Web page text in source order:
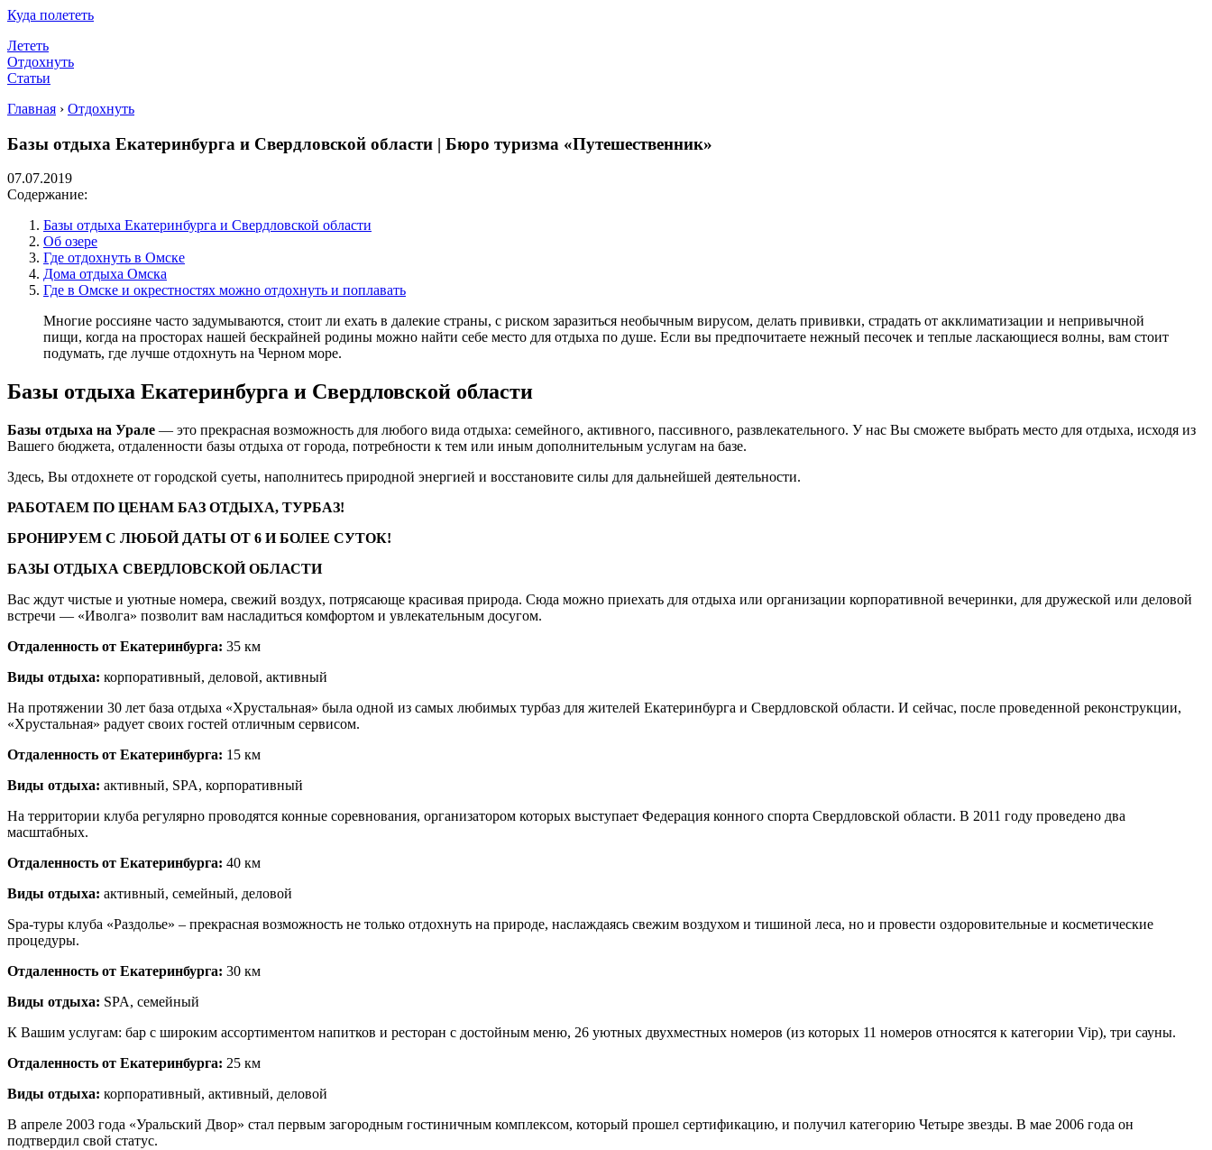
Куда полететь
Лететь
Отдохнуть
Статьи
Главная › Отдохнуть
Базы отдыха Екатеринбурга и Свердловской области | Бюро туризма «Путешественник»
07.07.2019
Содержание:
Базы отдыха Екатеринбурга и Свердловской области
Об озере
Где отдохнуть в Омске
Дома отдыха Омска
Где в Омске и окрестностях можно отдохнуть и поплавать
Многие россияне часто задумываются, стоит ли ехать в далекие страны, с риском заразиться необычным вирусом, делать прививки, страдать от акклиматизации и непривычной
пищи, когда на просторах нашей бескрайней родины можно найти себе место для отдыха по душе. Если вы предпочитаете нежный песочек и теплые ласкающиеся волны, вам стоит
подумать, где лучше отдохнуть на Черном море.
Базы отдыха Екатеринбурга и Свердловской области
Базы отдыха на Урале — это прекрасная возможность для любого вида отдыха: семейного, активного, пассивного, развлекательного. У нас Вы сможете выбрать место для отдыха, исходя из
Вашего бюджета, отдаленности базы отдыха от города, потребности к тем или иным дополнительным услугам на базе.
Здесь, Вы отдохнете от городской суеты, наполнитесь природной энергией и восстановите силы для дальнейшей деятельности.
РАБОТАЕМ ПО ЦЕНАМ БАЗ ОТДЫХА, ТУРБАЗ!
БРОНИРУЕМ С ЛЮБОЙ ДАТЫ ОТ 6 И БОЛЕЕ СУТОК!
БАЗЫ ОТДЫХА СВЕРДЛОВСКОЙ ОБЛАСТИ
Вас ждут чистые и уютные номера, свежий воздух, потрясающе красивая природа. Сюда можно приехать для отдыха или организации корпоративной вечеринки, для дружеской или деловой
встречи — «Иволга» позволит вам насладиться комфортом и увлекательным досугом.
Отдаленность от Екатеринбурга: 35 км
Виды отдыха: корпоративный, деловой, активный
На протяжении 30 лет база отдыха «Хрустальная» была одной из самых любимых турбаз для жителей Екатеринбурга и Свердловской области. И сейчас, после проведенной реконструкции,
«Хрустальная» радует своих гостей отличным сервисом.
Отдаленность от Екатеринбурга: 15 км
Виды отдыха: активный, SPA, корпоративный
На территории клуба регулярно проводятся конные соревнования, организатором которых выступает Федерация конного спорта Свердловской области. В 2011 году проведено два
масштабных.
Отдаленность от Екатеринбурга: 40 км
Виды отдыха: активный, семейный, деловой
Spa-туры клуба «Раздолье» – прекрасная возможность не только отдохнуть на природе, наслаждаясь свежим воздухом и тишиной леса, но и провести оздоровительные и косметические
процедуры.
Отдаленность от Екатеринбурга: 30 км
Виды отдыха: SPA, семейный
К Вашим услугам: бар с широким ассортиментом напитков и ресторан с достойным меню, 26 уютных двухместных номеров (из которых 11 номеров относятся к категории Vip), три сауны.
Отдаленность от Екатеринбурга: 25 км
Виды отдыха: корпоративный, активный, деловой
В апреле 2003 года «Уральский Двор» стал первым загородным гостиничным комплексом, который прошел сертификацию, и получил категорию Четыре звезды. В мае 2006 года он
подтвердил свой статус.